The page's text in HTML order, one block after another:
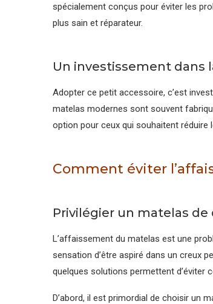
spécialement conçus pour éviter les
plus sain et réparateur.
Un investissement dans
Adopter ce petit accessoire, c’est
matelas modernes sont souvent
option pour ceux qui souhaitent
Comment éviter
Privilégier un matelas de
L’affaissement du matelas est une
sensation d’être aspiré dans un creux
quelques solutions permettent d’éviter
D’abord, il est primordial de choisir un